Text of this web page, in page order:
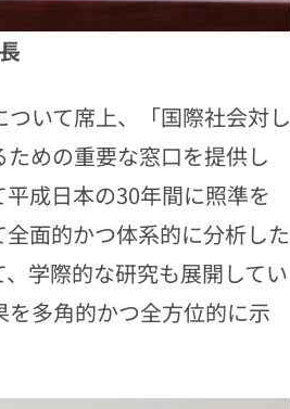
いて席上、「国際社会対し
めの重要な窓口を提供し
成日本の30年間に照準を
面的かつ体系的に分析した
学際的な研究も展開してい
多角的かつ全方位的に示